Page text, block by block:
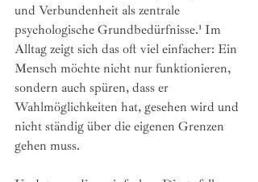
und Verbundenheit als zentrale
psychologische Grundbedürfnisse.¹ Im
Alltag zeigt sich das oft viel einfacher: Ein
Mensch möchte nicht nur funktionieren,
sondern auch spüren, dass er
Wahlmöglichkeiten hat, gesehen wird und
nicht ständig über die eigenen Grenzen
gehen muss.